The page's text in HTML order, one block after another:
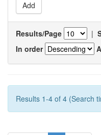
Results/Page |
In order
Results 1-4 of 4 (Search